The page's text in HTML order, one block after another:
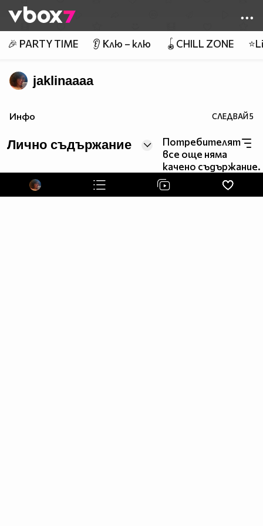
👾
🎉 PARTY TIME 👂 Клю – клю 🪀CHILL ZONE
jaklinaaaa
Инфо СЛЕДВАЙ5
Лично съдържание
Потребителят
все още няма
качено съдържание.